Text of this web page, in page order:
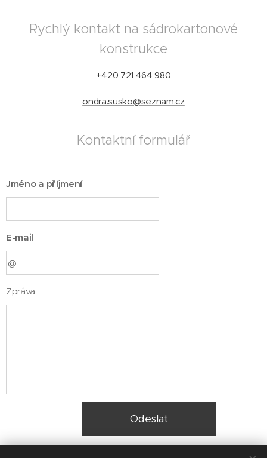
Rychlý kontakt na sádrokartonové
konstrukce
+420 721 464 980
ondra.susko@seznam.cz
Kontaktní formulář
Jméno a příjmení
E-mail
Zpráva
Odeslat